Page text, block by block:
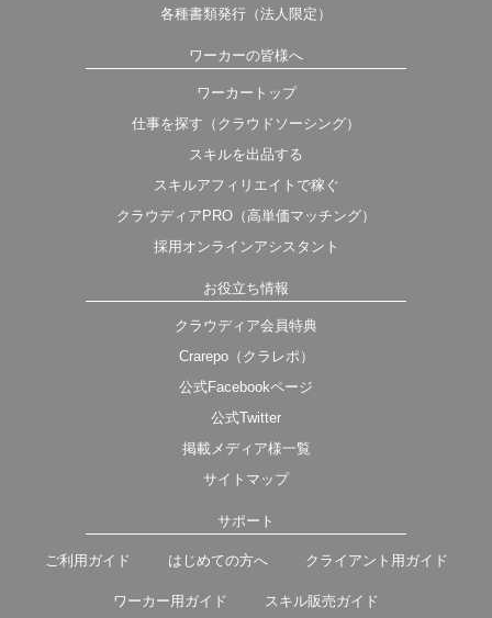
各種書類発行（法人限定）
ワーカーの皆様へ
ワーカートップ
仕事を探す（クラウドソーシング）
スキルを出品する
スキルアフィリエイトで稼ぐ
クラウディアPRO（高単価マッチング）
採用オンラインアシスタント
お役立ち情報
クラウディア会員特典
Crarepo（クラレポ）
公式Facebookページ
公式Twitter
掲載メディア様一覧
サイトマップ
サポート
ご利用ガイド はじめての方へ クライアント用ガイド
ワーカー用ガイド スキル販売ガイド